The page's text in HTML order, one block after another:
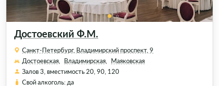
Достоевский Ф.М.
Санкт-Петербург, Владимирский проспект, 9
Достоевская,
Владимирская,
Маяковская
Залов 3, вместимость 20, 90, 120
Свой алкоголь: да